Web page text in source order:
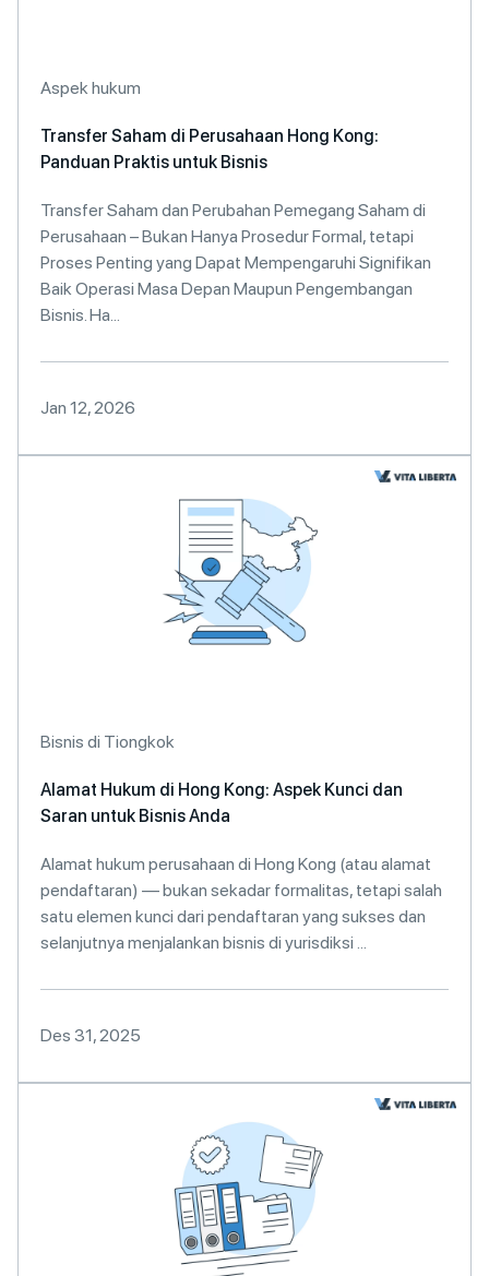
Aspek hukum
Transfer Saham di Perusahaan Hong Kong:
Panduan Praktis untuk Bisnis
Transfer Saham dan Perubahan Pemegang Saham di
Perusahaan – Bukan Hanya Prosedur Formal, tetapi
Proses Penting yang Dapat Mempengaruhi Signifikan
Baik Operasi Masa Depan Maupun Pengembangan
Bisnis. Ha...
Jan 12, 2026
Bisnis di Tiongkok
Alamat Hukum di Hong Kong: Aspek Kunci dan
Saran untuk Bisnis Anda
Alamat hukum perusahaan di Hong Kong (atau alamat
pendaftaran) — bukan sekadar formalitas, tetapi salah
satu elemen kunci dari pendaftaran yang sukses dan
selanjutnya menjalankan bisnis di yurisdiksi ...
Des 31, 2025